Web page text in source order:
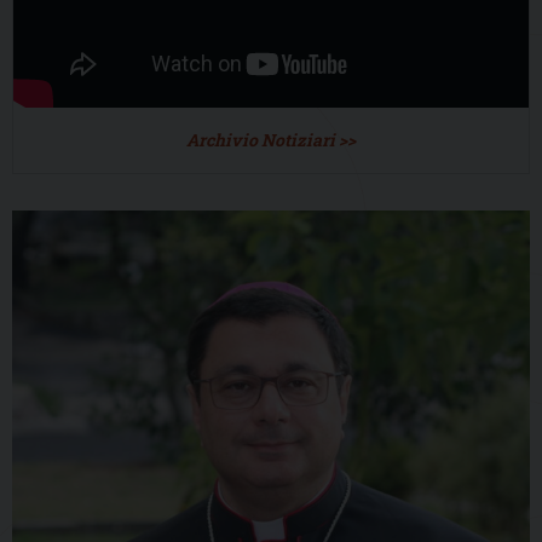
Archivio Notiziari >>